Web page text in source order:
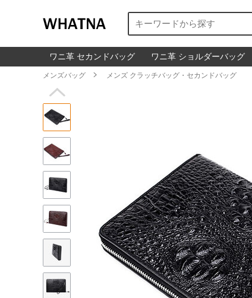
ワニ革 セカンドバッグ ワニ革 ショルダーバッグ
メンズバッグ  メンズ クラッチバッグ・セカンドバッグ
